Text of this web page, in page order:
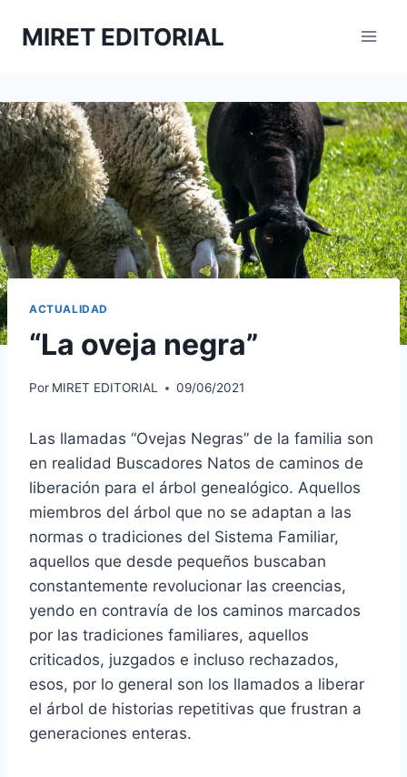
MIRET EDITORIAL
ACTUALIDAD
“La oveja negra”
Por MIRET EDITORIAL 09/06/2021
Las llamadas “Ovejas Negras” de la familia son
en realidad Buscadores Natos de caminos de
liberación para el árbol genealógico. Aquellos
miembros del árbol que no se adaptan a las
normas o tradiciones del Sistema Familiar,
aquellos que desde pequeños buscaban
constantemente revolucionar las creencias,
yendo en contravía de los caminos marcados
por las tradiciones familiares, aquellos
criticados, juzgados e incluso rechazados,
esos, por lo general son los llamados a liberar
el árbol de historias repetitivas que frustran a
generaciones enteras.